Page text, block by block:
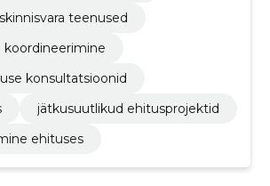
teenused
koordineerimine
konsultatsioonid
jätkusuutlikud ehitusprojektid
ehituses